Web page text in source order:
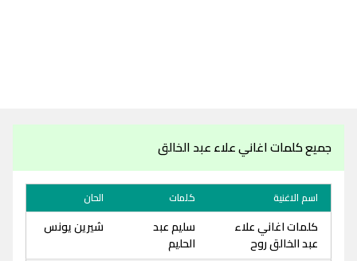
جميع كلمات اغاني علاء عبد الخالق
اسم الاغنية كلمات الحان
كلمات اغاني علاء
عبد الخالق روح
سليم عبد
الحليم
شيرين يونس